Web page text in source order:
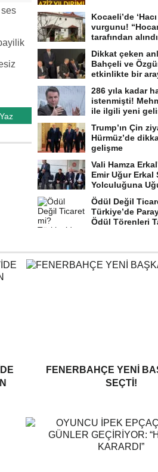
ses
Kocaeli’de
vurgunu!
tarafından
Dikkat çeken
Bahçeli ve
etkinlikte bir
286 yıla kadar
istenmişti!
ile ilgili yeni
Trump’ın Çin
Hürmüz’de
gelişme
Vali Hamza
Emir Uğur Erkal
Yolculuğuna
Ödül Değil
Türkiye’de
Ödül Törenleri
FENERBAHÇE YENI
SEÇTI!